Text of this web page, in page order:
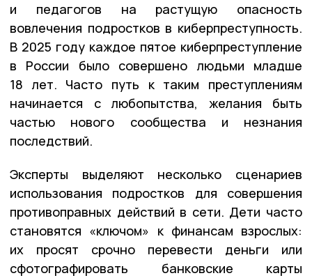
и педагогов на растущую опасность
вовлечения подростков в киберпреступность.
В 2025 году каждое пятое киберпреступление
в России было совершено людьми младше
18 лет. Часто путь к таким преступлениям
начинается с любопытства, желания быть
частью нового сообщества и незнания
последствий.
Эксперты выделяют несколько сценариев
использования подростков для совершения
противоправных действий в сети. Дети часто
становятся «ключом» к финансам взрослых:
их просят срочно перевести деньги или
сфотографировать банковские карты